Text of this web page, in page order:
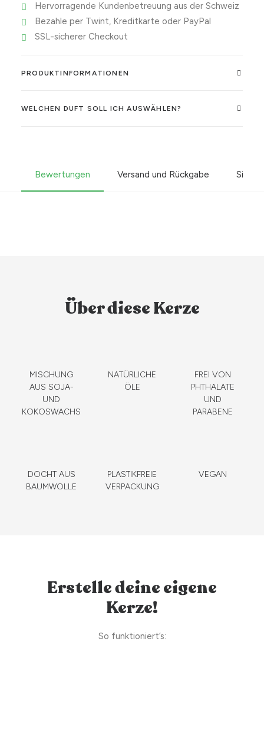
Hervorragende Kundenbetreuung aus der Schweiz
Bezahle per Twint, Kreditkarte oder PayPal
SSL-sicherer Checkout
PRODUKTINFORMATIONEN
WELCHEN DUFT SOLL ICH AUSWÄHLEN?
Bewertungen Versand und Rückgabe
Über diese Kerze
MISCHUNG
AUS SOJA-
UND
KOKOSWACHS
NATÜRLICHE
ÖLE
FREI VON
PHTHALATE
UND
PARABENE
DOCHT AUS
BAUMWOLLE
PLASTIKFREIE
VERPACKUNG
VEGAN
Erstelle deine eigene
Kerze!
So funktioniert’s: